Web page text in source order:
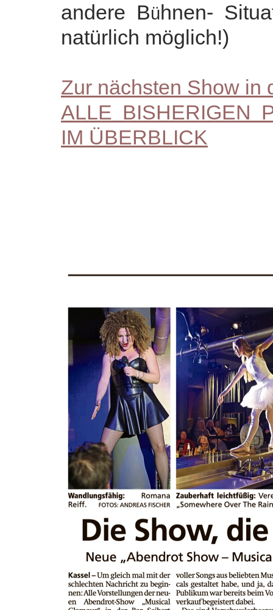
andere Bühnen-
natürlich möglich!)
Zur nächsten Show in
ALLE BISHERIGEN
IM ÜBERBLICK